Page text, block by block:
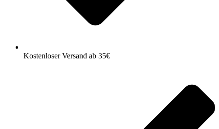
Kostenloser Versand ab 35€